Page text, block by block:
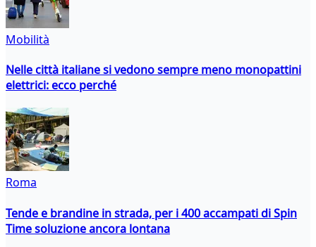
Mobilità
Nelle città italiane si vedono sempre meno monopattini
elettrici: ecco perché
Roma
Tende e brandine in strada, per i 400 accampati di Spin
Time soluzione ancora lontana